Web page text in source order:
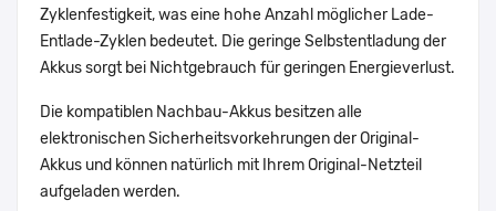
Zyklenfestigkeit, was eine hohe Anzahl möglicher Lade-
Entlade-Zyklen bedeutet. Die geringe Selbstentladung der
Akkus sorgt bei Nichtgebrauch für geringen Energieverlust.
Die kompatiblen Nachbau-Akkus besitzen alle
elektronischen Sicherheitsvorkehrungen der Original-
Akkus und können natürlich mit Ihrem Original-Netzteil
aufgeladen werden.